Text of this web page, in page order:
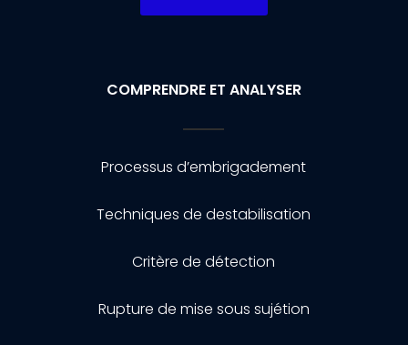
COMPRENDRE ET ANALYSER
Processus d’embrigadement
Techniques de destabilisation
Critère de détection
Rupture de mise sous sujétion